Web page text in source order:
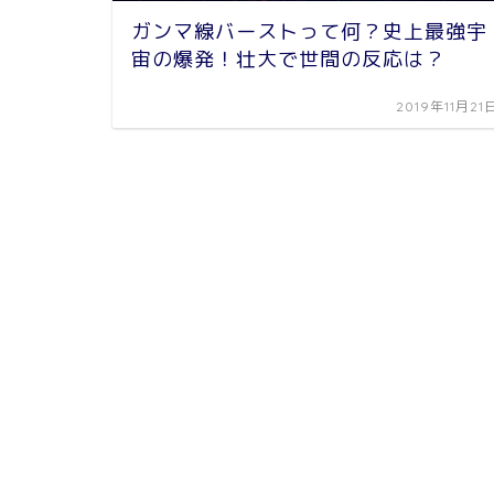
ガンマ線バーストって何？史上最強宇
宙の爆発！壮大で世間の反応は？
2019年11月21